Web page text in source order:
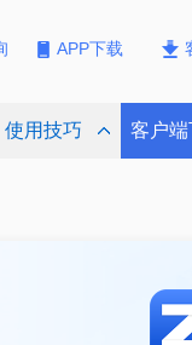
APP下载
使用技巧 客户端